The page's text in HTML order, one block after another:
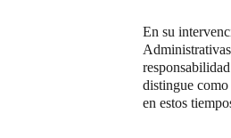
En su
distingue como
en estos